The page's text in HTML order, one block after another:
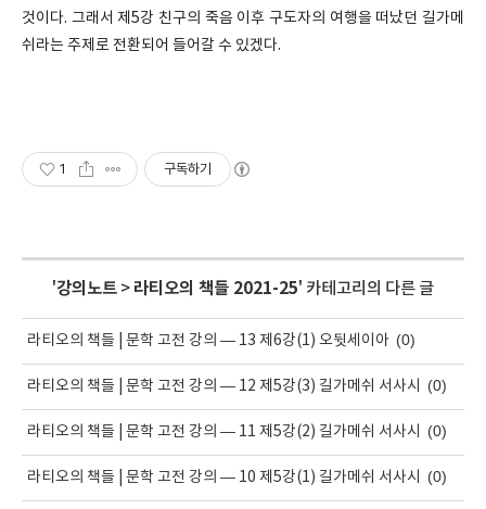
것이다. 그래서 제5강 친구의 죽음 이후 구도자의 여행을 떠났던 길가메
쉬라는 주제로 전환되어 들어갈 수 있겠다.
1 구독하기
'강의노트 > 라티오의 책들 2021-25' 카테고리의 다른 글
라티오의 책들 | 문학 고전 강의 — 13 제6강(1) 오뒷세이아 (0)
라티오의 책들 | 문학 고전 강의 — 12 제5강(3) 길가메쉬 서사시 (0)
라티오의 책들 | 문학 고전 강의 — 11 제5강(2) 길가메쉬 서사시 (0)
라티오의 책들 | 문학 고전 강의 — 10 제5강(1) 길가메쉬 서사시 (0)